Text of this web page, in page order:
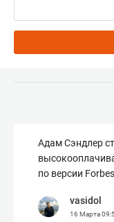
Адам Сэндлер
по версии Forbes
vasidol
16 Марта